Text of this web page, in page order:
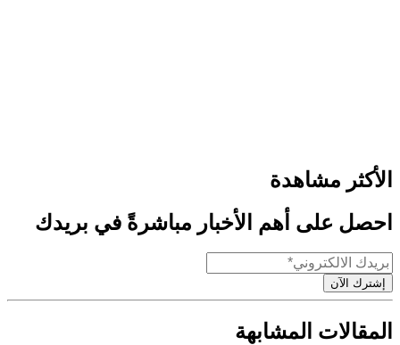
الأكثر مشاهدة
احصل على أهم الأخبار مباشرةً في بريدك
إشترك الآن
المقالات المشابهة